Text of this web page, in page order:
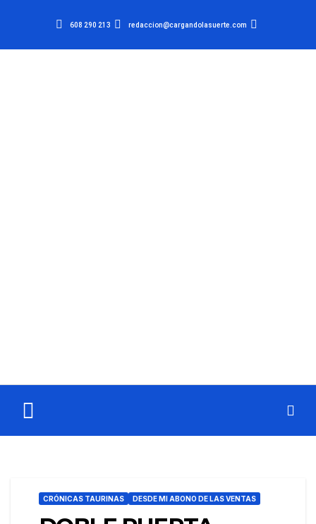
608 290 213 redaccion@cargandolasuerte.com
CRÓNICAS TAURINAS DESDE MI ABONO DE LAS VENTAS